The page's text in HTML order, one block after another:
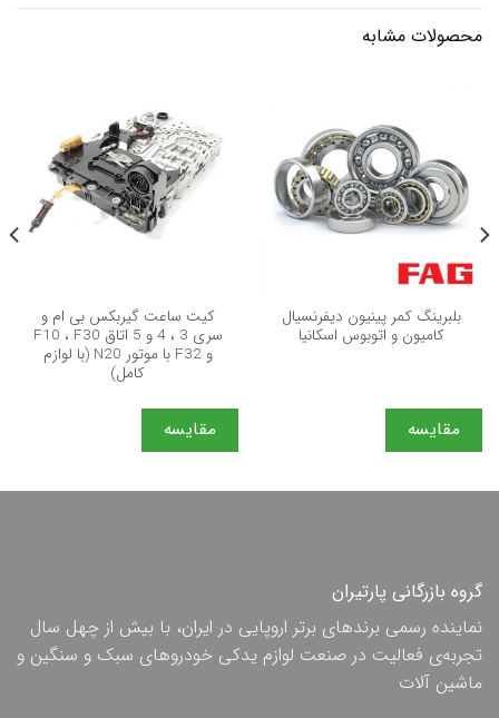
محصولات مشابه
بلبرینگ کمر پینیون دیفرنسیال
کامیون و اتوبوس اسکانیا
مقایسه
کیت ساعت گیربکس بی ام و
سری 3 ، 4 و 5 اتاق F10 ، F30
و F32 با موتور N20 (با لوازم
کامل)
مقایسه
گروه بازرگانی پارتیران
نماینده رسمی برندهای برتر اروپایی در ایران، با بیش از چهل سال
تجربه‌ی فعالیت در صنعت لوازم یدکی خودروهای سبک و سنگین و
ماشین آلات